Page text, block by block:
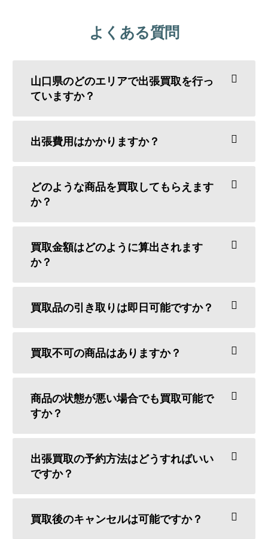
よくある質問
山口県のどのエリアで出張買取を行っ
ていますか？
出張費用はかかりますか？
どのような商品を買取してもらえます
か？
買取金額はどのように算出されます
か？
買取品の引き取りは即日可能ですか？
買取不可の商品はありますか？
商品の状態が悪い場合でも買取可能で
すか？
出張買取の予約方法はどうすればいい
ですか？
買取後のキャンセルは可能ですか？